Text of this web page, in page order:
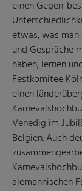
einen Gegen-
etwas, was
und Gespräche
haben, lernen
Festkomitee
einen
Venedig im
Belgien. Auch
alemannischen